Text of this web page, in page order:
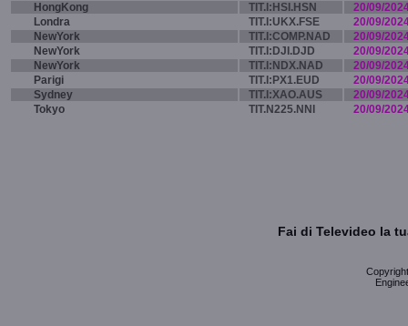
HongKong
TIT.I:HSI.HSN
20/09/
Londra
TIT.I:UKX.FSE
20/09/
NewYork
TIT.I:COMP.NAD
20/09/
NewYork
TIT.I:DJI.DJD
20/09/
NewYork
TIT.I:NDX.NAD
20/09/
Parigi
TIT.I:PX1.EUD
20/09/
Sydney
TIT.I:XAO.AUS
20/09/
Tokyo
TIT.N225.NNI 20/09/
Fai di Televideo la